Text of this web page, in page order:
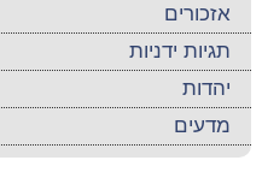
אזכורים
תגיות ידניות
יהדות
מדעים